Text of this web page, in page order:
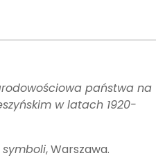
państwa na
w latach 1920-
symboli, Warszawa.